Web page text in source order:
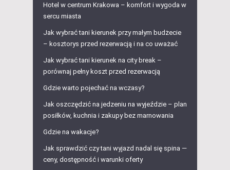
Hotel w centrum Krakowa – komfort i wygoda w
sercu miasta
Jak wybrać tani kierunek przy małym budżecie
– kosztorys przed rezerwacją i na co uważać
Jak wybrać tani kierunek na city break –
porównaj pełny koszt przed rezerwacją
Gdzie warto pojechać na wczasy?
Jak oszczędzić na jedzeniu na wyjeździe – plan
posiłków, kuchnia i zakupy bez marnowania
Gdzie na wakacje?
Jak sprawdzić czy tani wyjazd nadal się spina —
ceny, dostępność i warunki oferty